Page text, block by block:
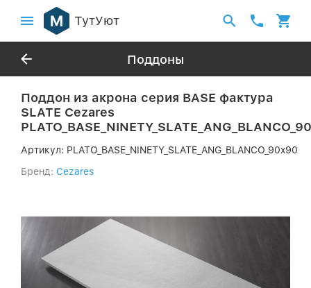
ТутУют
Поддоны
Поддон из акрона серия BASE фактура
SLATE Cezares
Артикул: PLATO_BASE_NINETY_SLATE_ANG_BLANCO_90x90
Бренд: Cezares